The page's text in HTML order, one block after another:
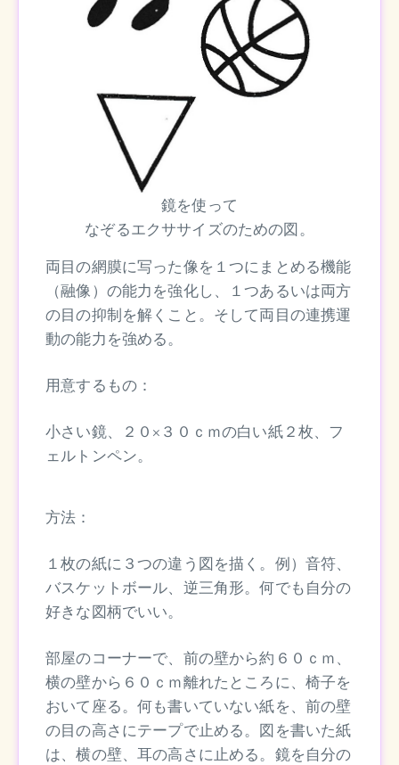
鏡を使って
なぞるエクササイズのための図。
両目の網膜に写った像を１つにまとめる機能
（融像）の能力を強化し、１つあるいは両方
の目の抑制を解くこと。そして両目の連携運
動の能力を強める。
用意するもの：
小さい鏡、２０×３０ｃｍの白い紙２枚、フ
ェルトンペン。
方法：
１枚の紙に３つの違う図を描く。例）音符、
バスケットボール、逆三角形。何でも自分の
好きな図柄でいい。
部屋のコーナーで、前の壁から約６０ｃｍ、
横の壁から６０ｃｍ離れたところに、椅子を
おいて座る。何も書いていない紙を、前の壁
の目の高さにテープで止める。図を書いた紙
は、横の壁、耳の高さに止める。鏡を自分の